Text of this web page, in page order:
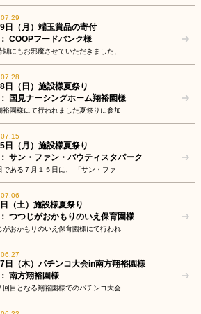
日（月）端玉賞品の寄付
COOPフードバンク様
期にもお邪魔させていただきました、
日（日）施設様夏祭り
国見ナーシングホーム翔裕園様
裕園様にて行われました夏祭りに参加
日（月）施設様夏祭り
サン・ファン・バウティスタパーク
である７月１５日に、 「サン・ファ
（土）施設様夏祭り
つつじがおかもりのいえ保育園様
がおかもりのいえ保育園様にて行われ
日（木）パチンコ大会in南方翔裕園様
南方翔裕園様
回目となる翔裕園様でのパチンコ大会